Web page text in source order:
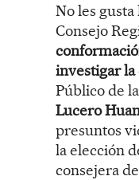
No les
Consejo
investigar
Público de
Lucero
presuntos
la elección
consejera